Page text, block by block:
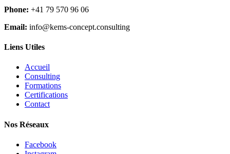
Phone: +41 79 570 96 06
Email: info@kems-concept.consulting
Liens Utiles
Accueil
Consulting
Formations
Certifications
Contact
Nos Réseaux
Facebook